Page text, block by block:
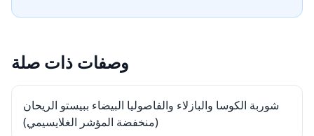
وصفات ذات صلة
شوربة الكوسا والبازلاء والفاصوليا البيضاء ببيستو الريحان
(منخفضة المؤشر الغلايسيمي)